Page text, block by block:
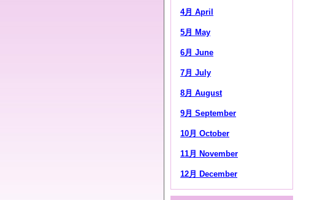
4月 April
5月 May
6月 June
7月 July
8月 August
9月 September
10月 October
11月 November
12月 December